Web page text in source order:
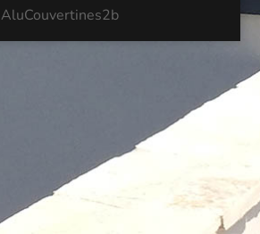
AluCouvertines2b